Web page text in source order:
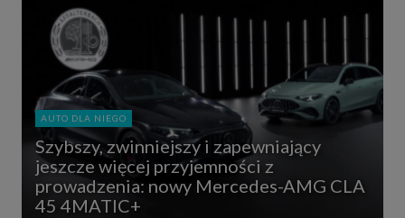
AUTO DLA NIEGO
Szybszy, zwinniejszy i zapewniający
jeszcze więcej przyjemności z
prowadzenia: nowy Mercedes-AMG CLA
45 4MATIC+